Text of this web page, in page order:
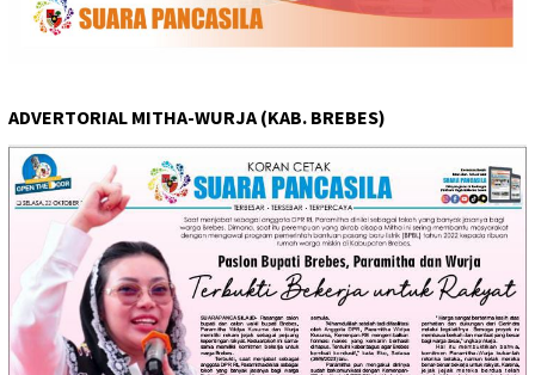
ADVERTORIAL MITHA-WURJA (KAB. BREBES)